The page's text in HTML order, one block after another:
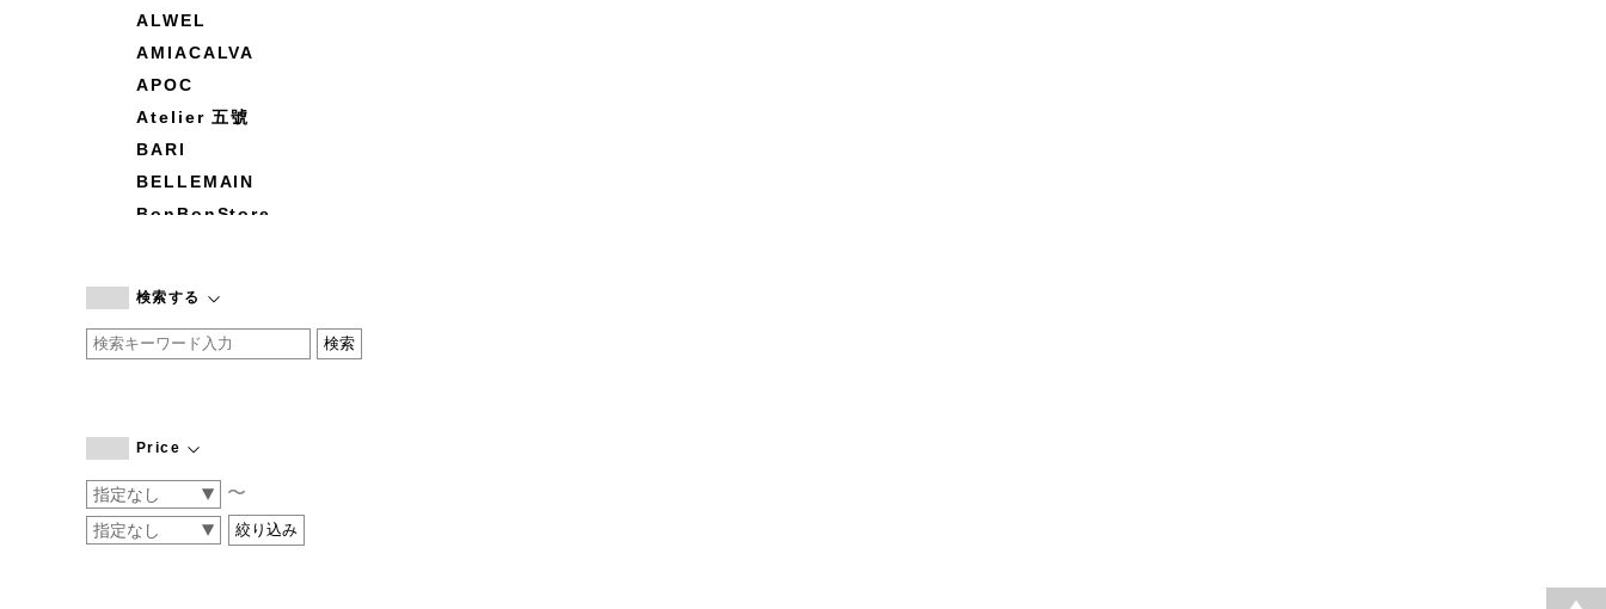
ALWEL
AMIACALVA
APOC
Atelier 五號
BARI
BELLEMAIN
BonBonStore
by basics
CATWORTH
COGTHEBIGSMOKE
CONVERSE
DEAN & DELUCA
検索する
Price
〜